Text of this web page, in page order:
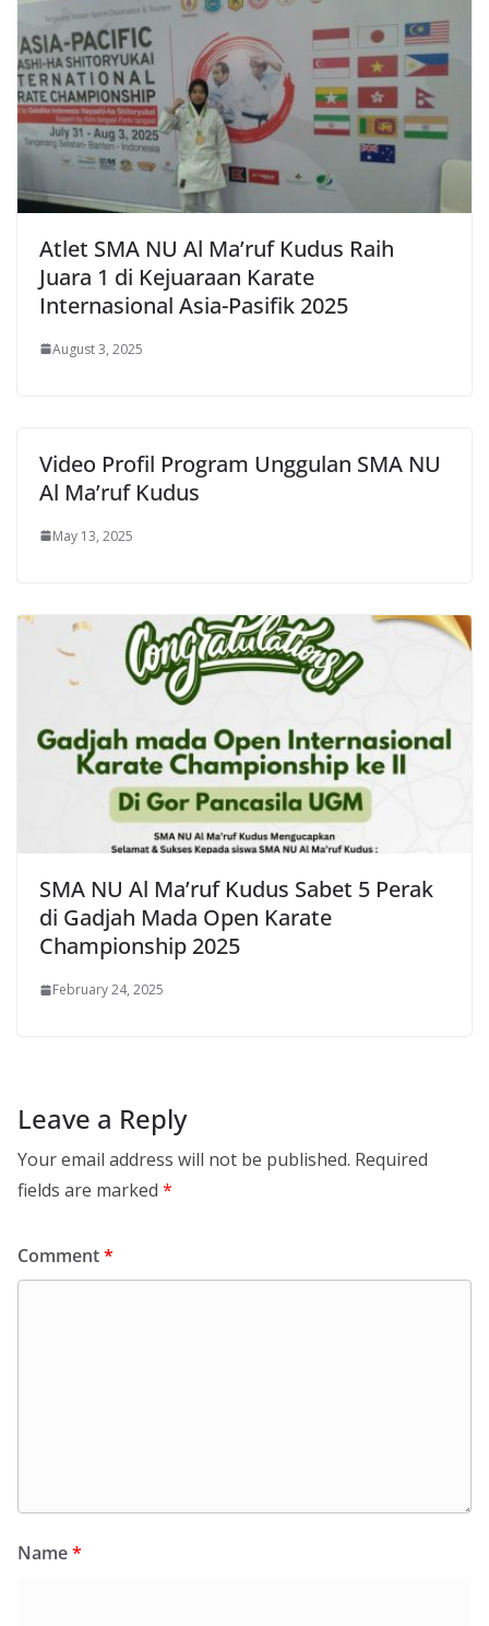
Atlet SMA NU Al Ma’ruf Kudus Raih
Juara 1 di Kejuaraan Karate
Internasional Asia-Pasifik 2025
August 3, 2025
Video Profil Program Unggulan SMA NU
Al Ma’ruf Kudus
May 13, 2025
SMA NU Al Ma’ruf Kudus Sabet 5 Perak
di Gadjah Mada Open Karate
Championship 2025
February 24, 2025
Leave a Reply
Your email address will not be published. Required
fields are marked *
Comment*
Name*